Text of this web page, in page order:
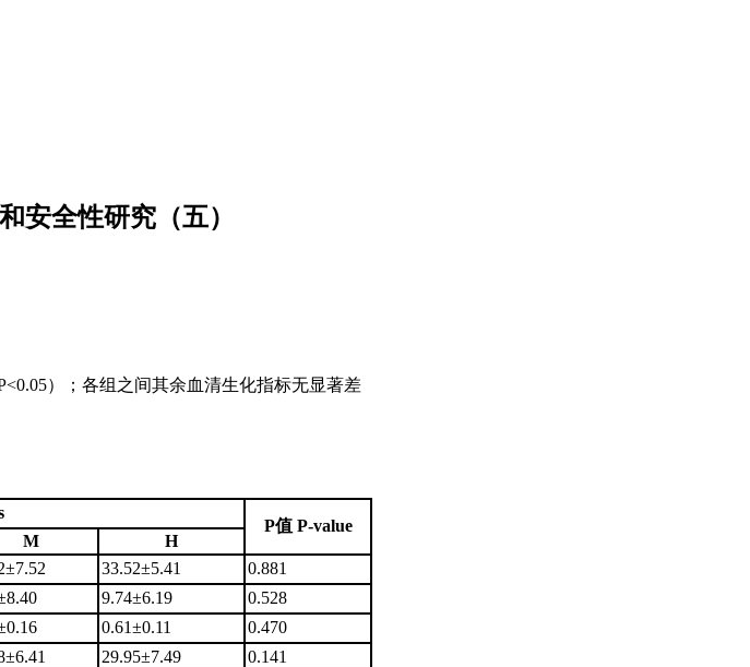
安全性研究（五）
）；各组之间其余血清生化指标无显著差
P值 P-value
M
H
33.52±5.41
0.881
9.74±6.19
0.528
0.61±0.11
0.470
29.95±7.49
0.141